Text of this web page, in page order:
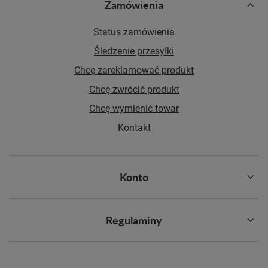
Zamówienia
Status zamówienia
Śledzenie przesyłki
Chcę zareklamować produkt
Chcę zwrócić produkt
Chcę wymienić towar
Kontakt
Konto
Regulaminy